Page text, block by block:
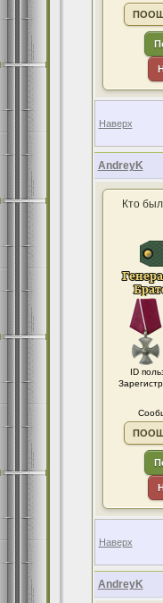
Наверх
AndreyK
Кто
ID
Наверх
AndreyK